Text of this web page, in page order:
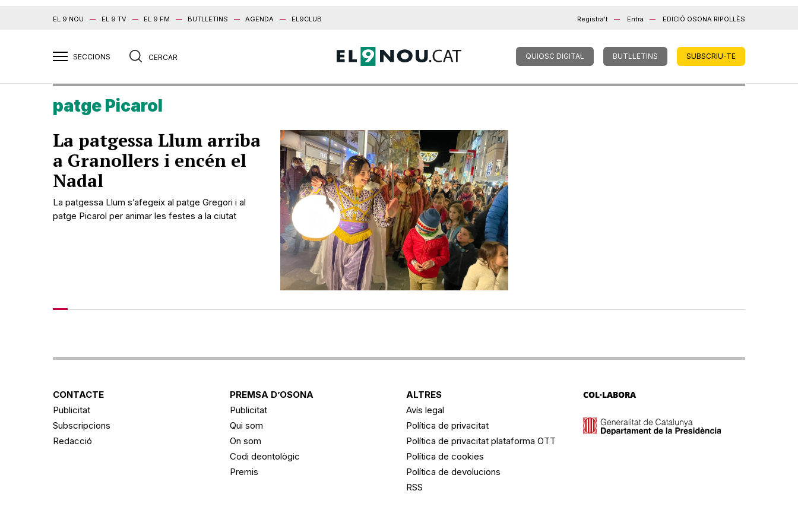
EL 9 NOU EL 9 TV EL 9 FM BUTLLETINS AGENDA EL9CLUB Registra't Entra EDICIÓ OSONA RIPOLLÈS
QUIOSC DIGITAL BUTLLETINS SUBSCRIU-TE
patge Picarol
La patgessa Llum arriba
a Granollers i encén el
Nadal
La patgessa Llum s’afegeix al patge Gregori i al
patge Picarol per animar les festes a la ciutat
CONTACTE
Publicitat
Subscripcions
Redacció
PREMSA D’OSONA
Publicitat
Qui som
On som
Codi deontològic
Premis
ALTRES
Avís legal
Política de privacitat
Política de privacitat plataforma OTT
Política de cookies
Política de devolucions
RSS
COL·LABORA